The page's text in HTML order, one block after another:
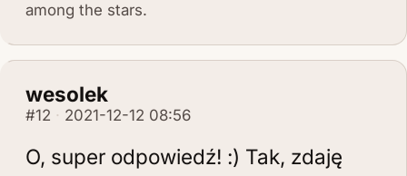
among the stars.
wesolek
#12 2021-12-12 08:56
O, super odpowiedź! :) Tak, zdaję